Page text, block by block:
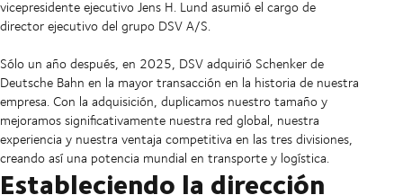
vicepresidente ejecutivo Jens H. Lund asumió el cargo de
director ejecutivo del grupo DSV A/S.
Sólo un año después, en 2025, DSV adquirió Schenker de
Deutsche Bahn en la mayor transacción en la historia de nuestra
empresa. Con la adquisición, duplicamos nuestro tamaño y
mejoramos significativamente nuestra red global, nuestra
experiencia y nuestra ventaja competitiva en las tres divisiones,
creando así una potencia mundial en transporte y logística.
Estableciendo la dirección